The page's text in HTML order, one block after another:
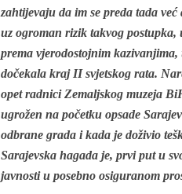
zahtijevaju da im se preda tada
uz ogroman rizik takvog postupka,
prema vjerodostojnim
dočekala kraj II svjetskog rata.
opet radnici Zemaljskog muzeja
ugrožen na početku opsade
odbrane grada i kada je doživio
Sarajevska hagada je, prvi put u
javnosti u posebno osiguranom